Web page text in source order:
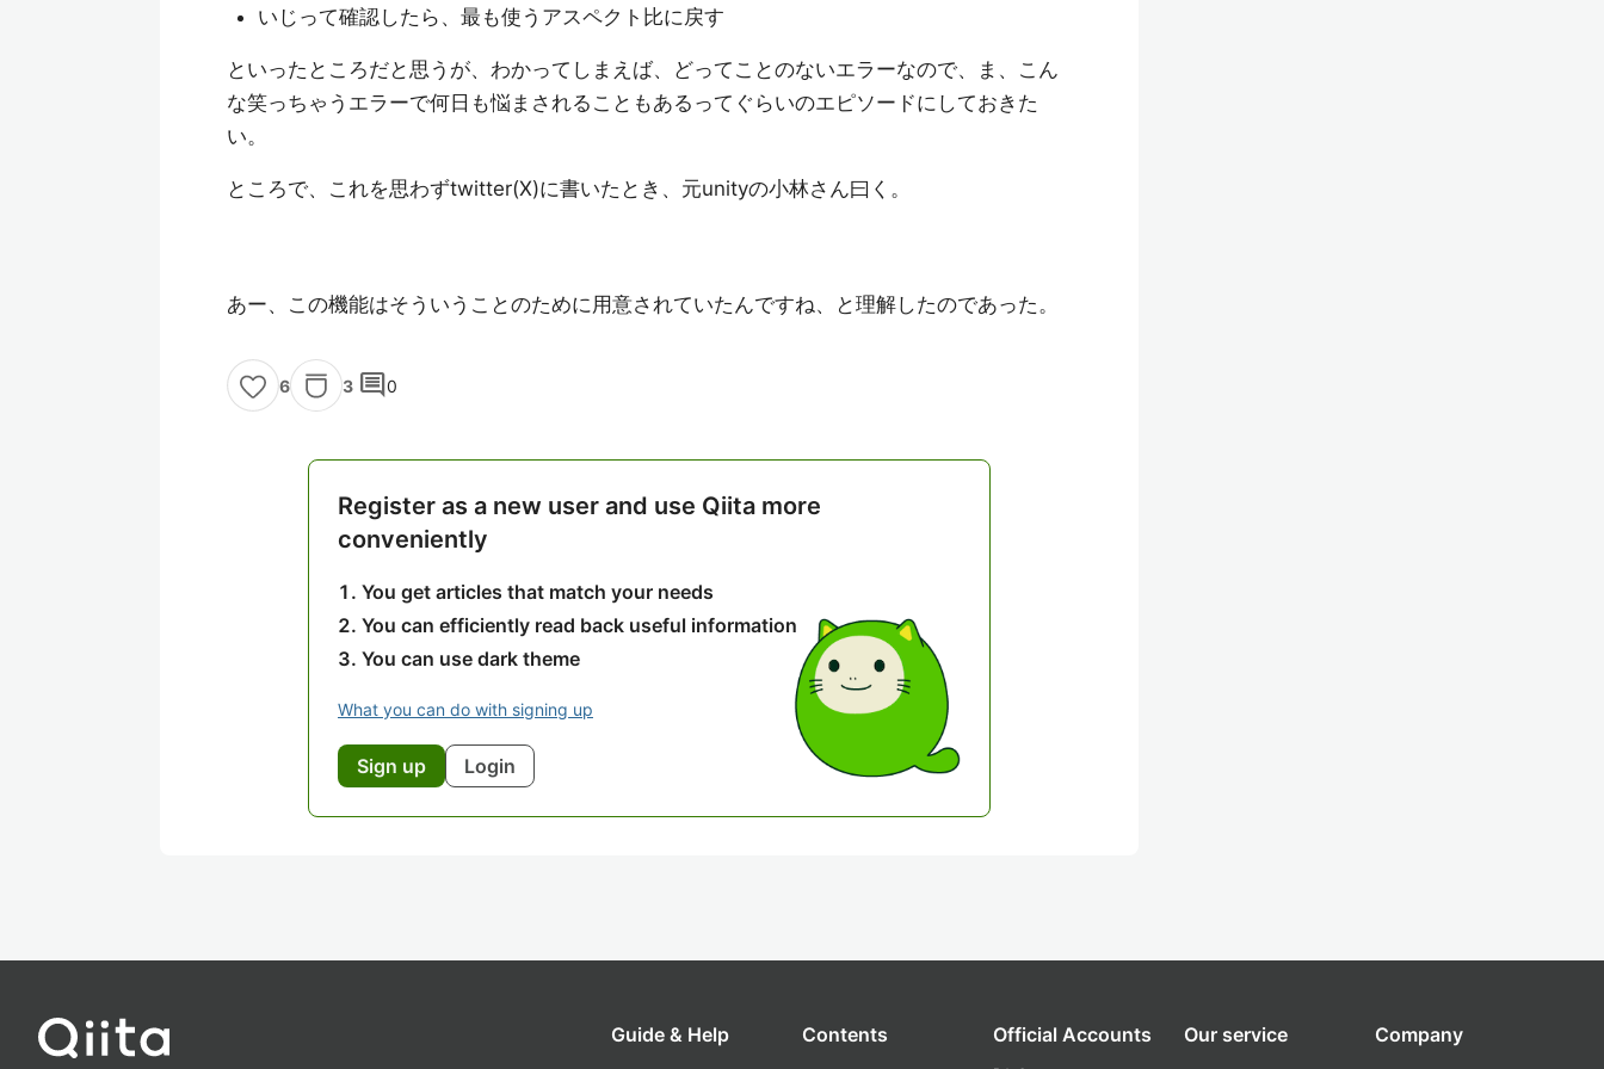
いじって確認したら、最も使うアスペクト比に戻す
といったところだと思うが、わかってしまえば、どってことのないエラーなので、ま、こん
な笑っちゃうエラーで何日も悩まされることもあるってぐらいのエピソードにしておきた
い。
ところで、これを思わずtwitter(X)に書いたとき、元unityの小林さん曰く。
あー、この機能はそういうことのために用意されていたんですね、と理解したのであった。
6 3 comment0
Register as a new user and use Qiita more
conveniently
You get articles that match your needs
You can efficiently read back useful information
You can use dark theme
What you can do with signing up
Sign up Login
Guide & Help Contents Official Accounts Our service Company